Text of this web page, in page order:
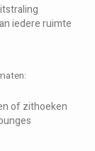
iedere ruimte
of zithoeken